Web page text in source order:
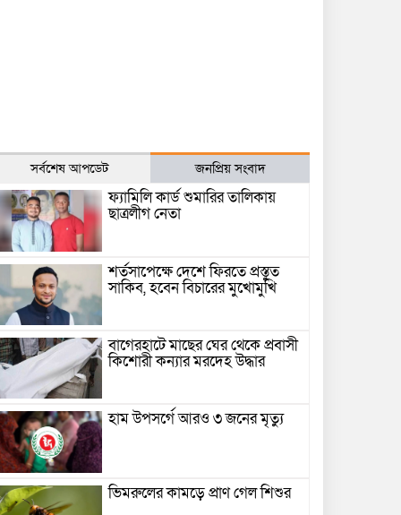
সর্বশেষ আপডেট জনপ্রিয় সংবাদ
ফ্যামিলি কার্ড শুমারির তালিকায়
ছাত্রলীগ নেতা
শর্তসাপেক্ষে দেশে ফিরতে প্রস্তুত
সাকিব, হবেন বিচারের মুখোমুখি
বাগেরহাটে মাছের ঘের থেকে প্রবাসী
কিশোরী কন্যার মরদেহ উদ্ধার
হাম উপসর্গে আরও ৩ জনের মৃত্যু
ভিমরুলের কামড়ে প্রাণ গেল শিশুর